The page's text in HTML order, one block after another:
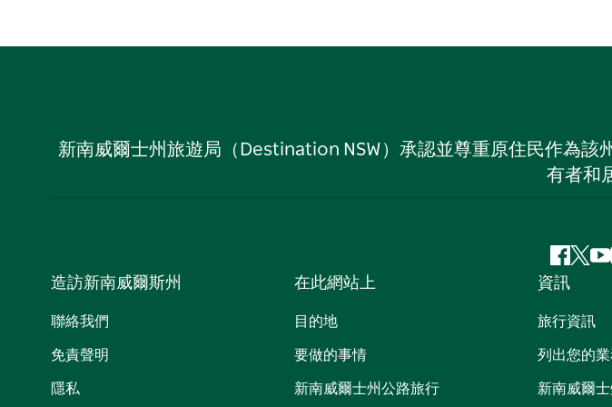
新南威爾士州旅遊局（Destination NSW）承認並尊重原住民作為
有者和
嘰
喳
喳
造訪新南威爾斯州
聯絡我們
免責聲明
隱私
在此網站上
目的地
要做的事情
新南威爾士州公路旅行
資訊
旅行資訊
列出您的
新南威爾